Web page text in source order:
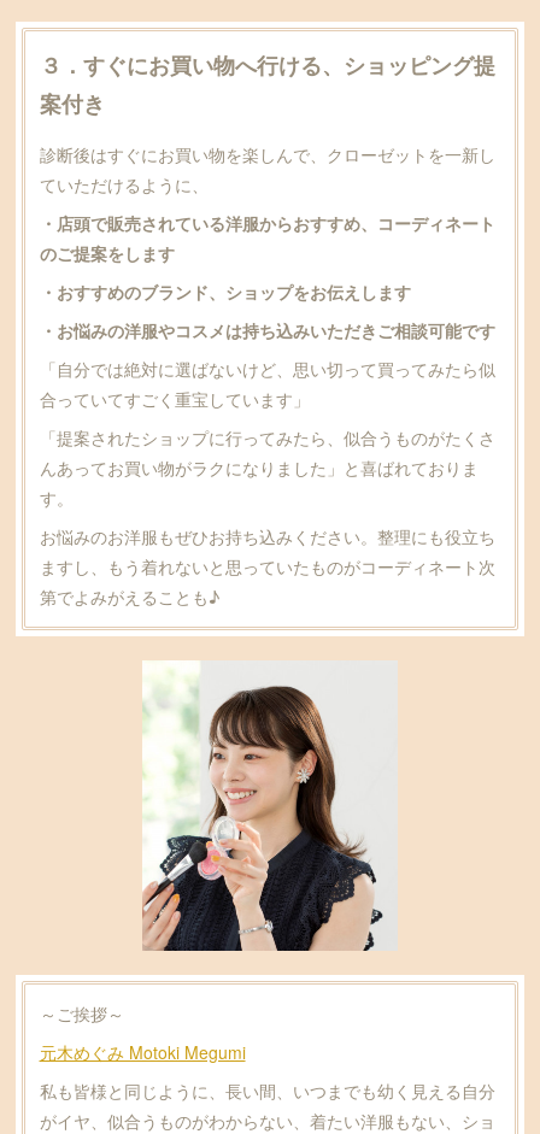
３．すぐにお買い物へ行ける、ショッピング提
案付き
診断後はすぐにお買い物を楽しんで、クローゼットを一新し
ていただけるように、
・店頭で販売されている洋服からおすすめ、コーディネート
のご提案をします
・おすすめのブランド、ショップをお伝えします
・お悩みの洋服やコスメは持ち込みいただきご相談可能です
「自分では絶対に選ばないけど、思い切って買ってみたら似
合っていてすごく重宝しています」
「提案されたショップに行ってみたら、似合うものがたくさ
んあってお買い物がラクになりました」と喜ばれておりま
す。
お悩みのお洋服もぜひお持ち込みください。整理にも役立ち
ますし、もう着れないと思っていたものがコーディネート次
第でよみがえることも♪
～ご挨拶～
元木めぐみ Motoki Megumi
私も皆様と同じように、長い間、いつまでも幼く見える自分
がイヤ、似合うものがわからない、着たい洋服もない、ショ